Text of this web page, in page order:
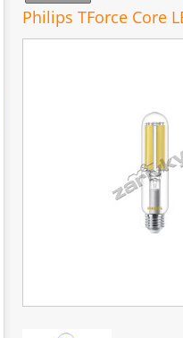
Philips TForce Core